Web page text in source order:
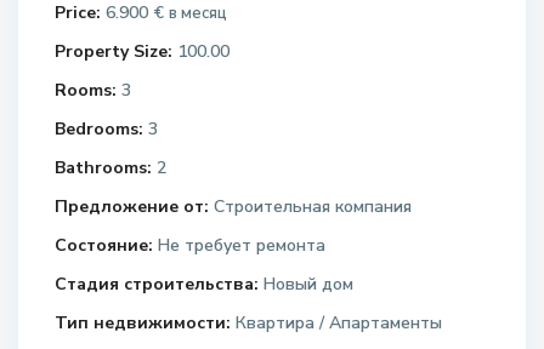
Price: 6.900 €в месяц
Property Size: 100.00
Rooms: 3
Bedrooms: 3
Bathrooms: 2
Предложение от: Строительная компания
Состояние: Не требует ремонта
Стадия строительства: Новый дом
Тип недвижимости: Квартира / Апартаменты